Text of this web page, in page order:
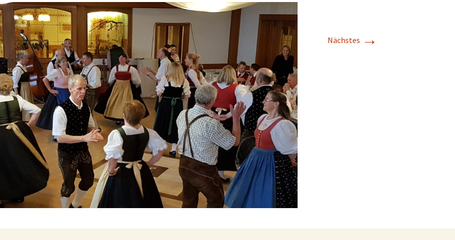
2025
2024
2023
2022
2021
2020
2019
2018
2017
Maibaumbrauchtum
Advent
Nächstes →